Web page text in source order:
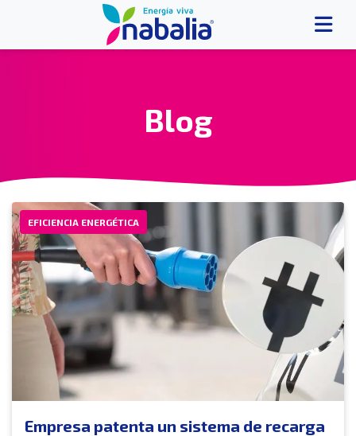
Blog
EFICIENCIA ENERGÉTICA
Empresa patenta un sistema de recarga